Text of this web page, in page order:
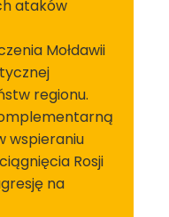
ataków
Mołdawii
regionu.
wspieraniu
Rosji
na